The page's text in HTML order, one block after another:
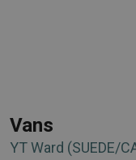
Vans
YT Ward (SUEDE/